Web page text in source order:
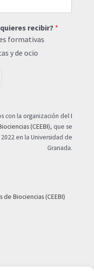
recibir? *
formativas
y de ocio
con la organización delI
(CEEBI), que se
en la Universidad de
Granada.